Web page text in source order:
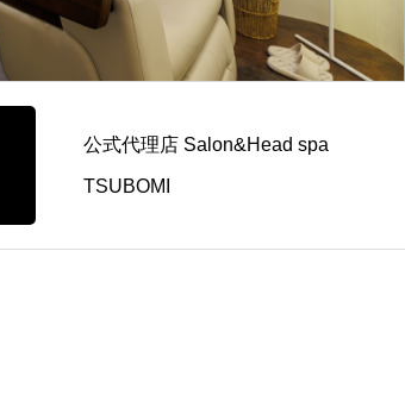
公式代理店 Salon&Head spa
TSUBOMI